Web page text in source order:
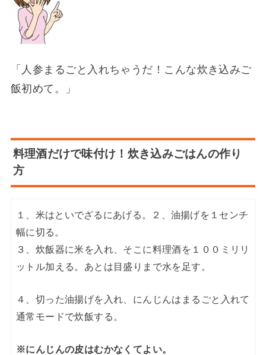
「人参まるごと入れちゃうだ！こんな炊き込みご
飯初めて。」
料理酒だけで味付け！炊き込みごはんの作り
方
１、米はといでざるにあげる。２、油揚げを１センチ
幅に切る。
３、炊飯器に米を入れ、そこに料理酒を１００ミリリ
ットル加える。あとは目盛りまで水を足す。
４、切った油揚げを入れ、にんじんはまるごと入れて
通常モードで炊飯する。
※にんじんの皮はむかなくてよい。